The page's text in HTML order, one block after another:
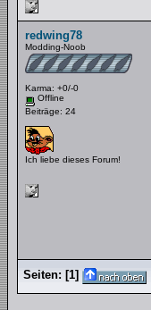
redwing78
Modding-Noob
Karma: +0/-0
Offline
Beiträge: 24
Ich liebe dieses Forum!
Seiten: [1]